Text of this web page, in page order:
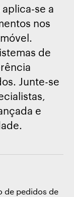
se a
nos
de
Junte-se
e
de pedidos de